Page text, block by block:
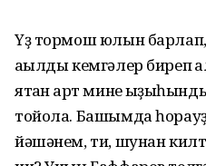
Үҙ тормош юлын
аҡылды кемгәлер биреп
ятҡан ҡарт мине
тойола. Башымда
йәшәнем, ти, шунан